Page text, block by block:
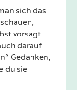
sich das
vorsagt.
darauf
Gedanken,
du sie